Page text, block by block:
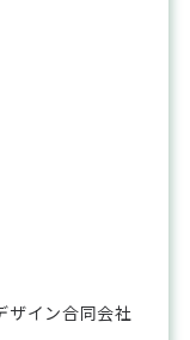
ザイン合同会社